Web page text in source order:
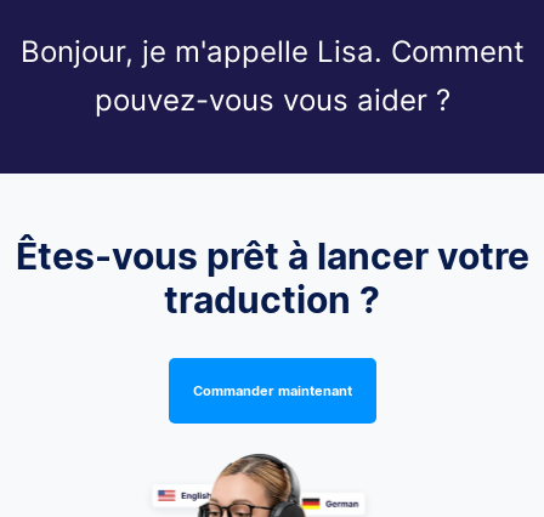
Bonjour, je m'appelle Lisa. Comment
pouvez-vous vous aider ?
Êtes-vous prêt à lancer votre
traduction ?
Commander maintenant